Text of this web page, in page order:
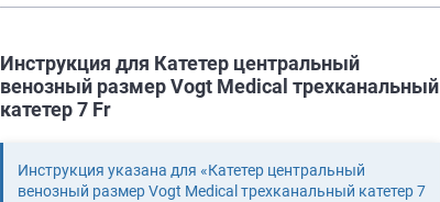
Инструкция для Катетер центральный
венозный размер Vogt Medical трехканальный
катетер 7 Fr
Инструкция указана для «Катетер центральный
венозный размер Vogt Medical трехканальный катетер 7